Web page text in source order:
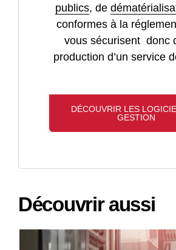
publics, de
conformes à la
vous sécurisent donc
production d’un service
DÉCOUVRIR LES
GESTION
Découvrir aussi